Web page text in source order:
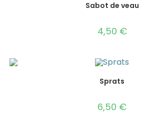
Sabot de veau
4,50 €
Sprats
6,50 €